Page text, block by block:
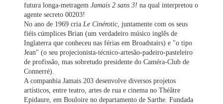
futura longa-metragemJamais 2 sans 3! na qual interpretou o
agente secreto 00203!
No ano de 1969 cria Le Cinérotic , juntamente com os seus
fiéis cúmplices Brian (um verdadeiro músico inglês de
Inglaterra que conheceu nas férias em Broadstairs) e "o tipo
Jean" (o seu projecionista-técnico-artesão-padeiro-pasteleiro
de profissão, mas sobretudo presidente do Caméra-Club de
Connerré).
A companhia Jamais 203 desenvolve diversos projetos
artísticos, entre teatro, artes de rua e cinema no Théâtre
Epidaure, em Bouloire no departamento de Sarthe. Fundada